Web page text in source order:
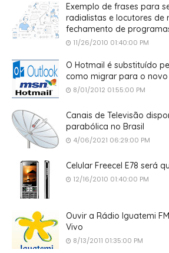
Exemplo de frases para
radialistas e locutores de
fechamento de
11/26/2010 01:40:00 PM
O Hotmail é substituído
como migrar para o
8/01/2012 01:55:00 PM
Canais de Televisão
parabólica no Brasil
4/06/2021 06:29:00 PM
Celular Freecel E78 será
12/16/2010 01:40:00 PM
Ouvir a Rádio Iguatemi
Vivo
8/13/2011 01:35:00 PM